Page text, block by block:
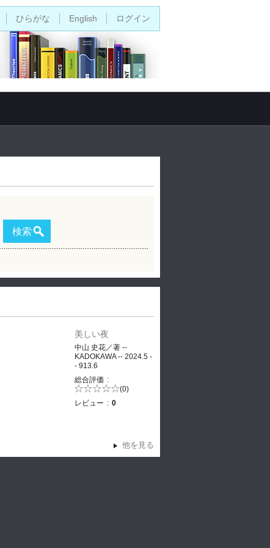
ひらがな English ログイン
検索
美しい夜
中山 史花／著 --
KADOKAWA -- 2024.5 -
- 913.6
総合評価
5段階評価の (0)
レビュー
0
他を見る